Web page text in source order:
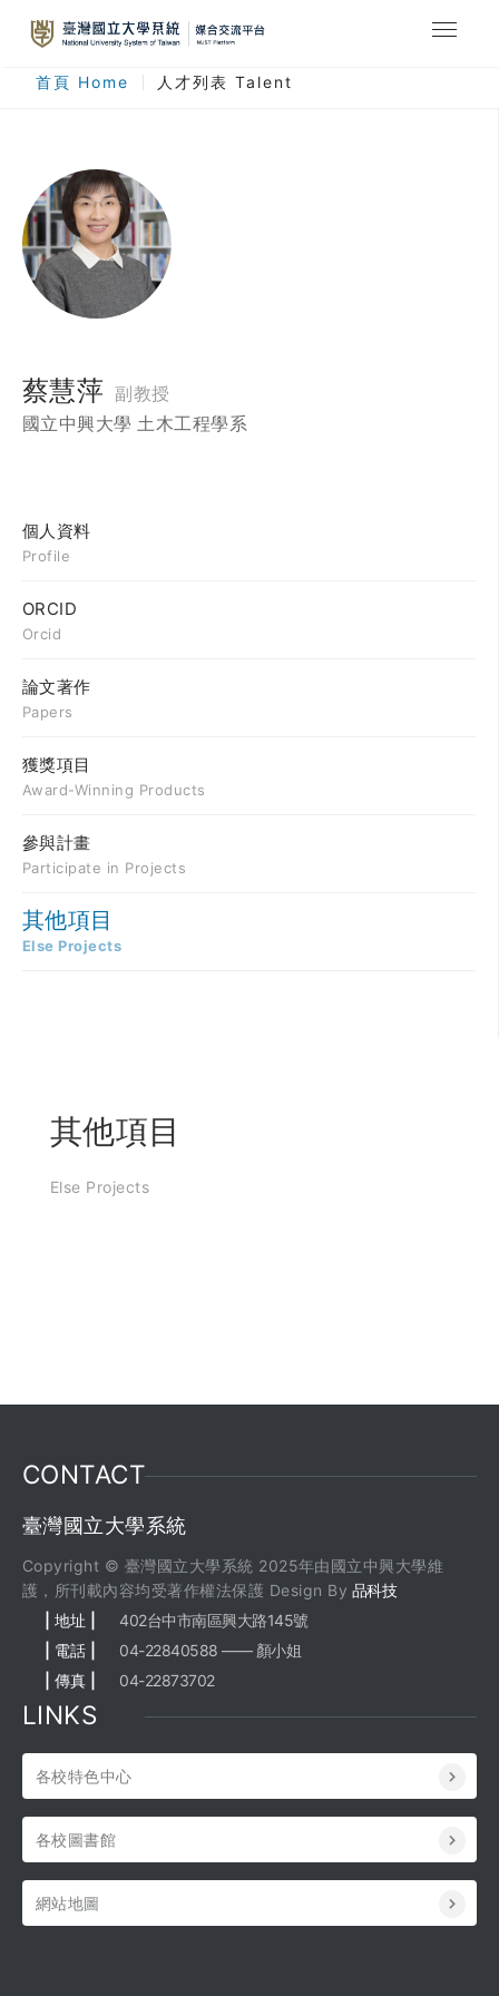
最新消息
人才列表
臺灣國立大學系統
登入
註冊
首頁 Home 人才列表 Talent
蔡慧萍 副教授
國立中興大學 土木工程學系
個人資料
Profile
ORCID
Orcid
論文著作
Papers
獲獎項目
Award-Winning Products
參與計畫
Participate in Projects
其他項目
Else Projects
其他項目
Else Projects
CONTACT
臺灣國立大學系統
Copyright © 臺灣國立大學系統 2025年由國立中興大學維
護，所刊載內容均受著作權法保護 Design By 品科技
| 地址 |
402台中市南區興大路145號
| 電話 |
04-22840588 —— 顏小姐
| 傳真 |
04-22873702
LINKS
各校特色中心
各校圖書館
網站地圖